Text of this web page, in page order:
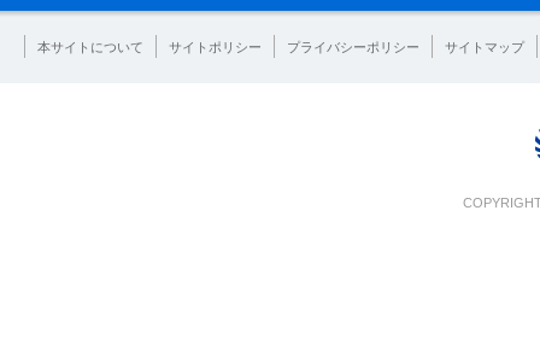
本サイトについて サイトポリシー プライバシーポリシー サイトマップ